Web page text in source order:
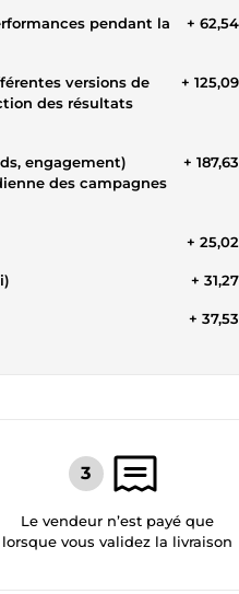
pendant la
+
versions de
des résultats
+
engagement)
des campagnes
+
+
+
+
Le vendeur n’est payé que
lorsque vous validez la livraison